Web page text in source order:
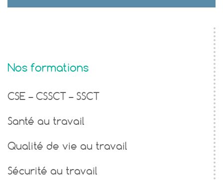
Nos formations
CSE – CSSCT – SSCT
Santé au travail
Qualité de vie au travail
Sécurité au travail